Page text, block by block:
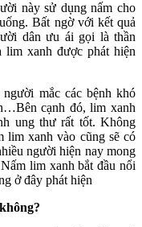
này sử dụng nấm cho
Bất ngờ với kết quả
dân ưu ái gọi là thần
lim xanh được phát hiện
mắc các bệnh khó
cạnh đó, lim xanh
ung thư rất tốt. Không
lim xanh vào cũng sẽ có
người hiện nay mong
lim xanh bắt đầu nổi
ở đây phát hiện